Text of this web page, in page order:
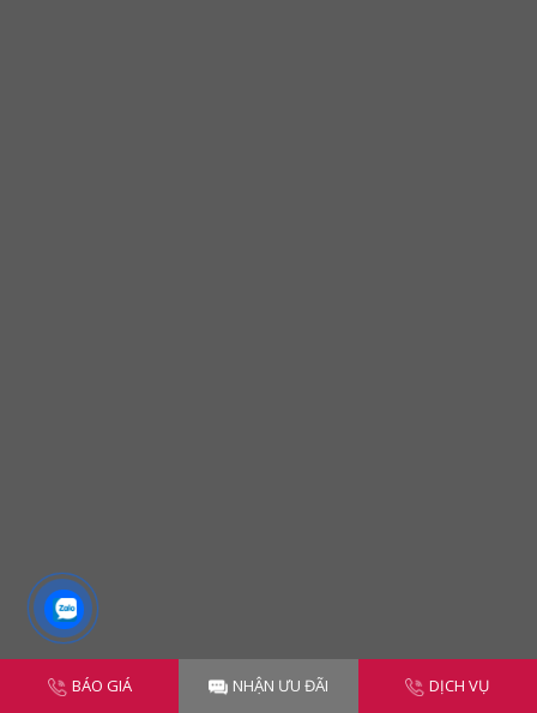
BÁO GIÁ NHẬN ƯU ĐÃI DỊCH VỤ